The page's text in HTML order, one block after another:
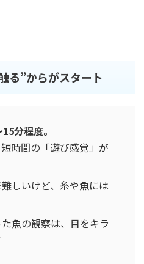
る”からがスタート
分程度。
時間の「遊び感覚」が
しいけど、糸や魚には
魚の観察は、目をキラ